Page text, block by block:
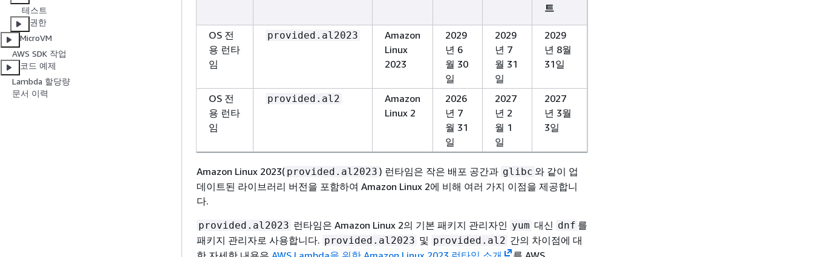
테스트
권한
MicroVM
AWS SDK 작업
코드 예제
Lambda 할당량
문서 이력
트
OS 전
용 런타
임
provided.al2023
Amazon
Linux
2023
2029
년 6
월 30
일
2029
년 7
월 31
일
2029
년 8월
31일
OS 전
용 런타
임
provided.al2
Amazon
Linux 2
2026
년 7
월 31
일
2027
년 2
월 1
일
2027
년 3월
3일
Amazon Linux 2023( provided.al2023 ) 런타임은 작은 배포 공간과 glibc 와 같이 업
데이트된 라이브러리 버전을 포함하여 Amazon Linux 2에 비해 여러 가지 이점을 제공합니
다.
provided.al2023 런타임은 Amazon Linux 2의 기본 패키지 관리자인 yum 대신 dnf 를
패키지 관리자로 사용합니다. provided.al2023 및 provided.al2 간의 차이점에 대